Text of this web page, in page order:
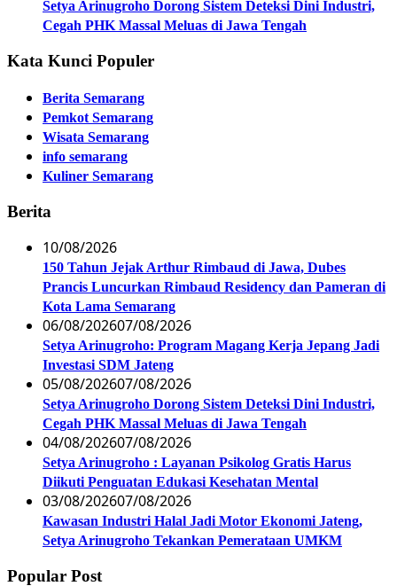
Setya Arinugroho Dorong Sistem Deteksi Dini Industri,
Cegah PHK Massal Meluas di Jawa Tengah
Kata Kunci Populer
Berita Semarang
Pemkot Semarang
Wisata Semarang
info semarang
Kuliner Semarang
Berita
10/08/2026
150 Tahun Jejak Arthur Rimbaud di Jawa, Dubes
Prancis Luncurkan Rimbaud Residency dan Pameran di
Kota Lama Semarang
06/08/202607/08/2026
Setya Arinugroho: Program Magang Kerja Jepang Jadi
Investasi SDM Jateng
05/08/202607/08/2026
Setya Arinugroho Dorong Sistem Deteksi Dini Industri,
Cegah PHK Massal Meluas di Jawa Tengah
04/08/202607/08/2026
Setya Arinugroho : Layanan Psikolog Gratis Harus
Diikuti Penguatan Edukasi Kesehatan Mental
03/08/202607/08/2026
Kawasan Industri Halal Jadi Motor Ekonomi Jateng,
Setya Arinugroho Tekankan Pemerataan UMKM
Popular Post